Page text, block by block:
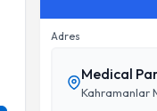
Adres
Medical
Kahramanlar